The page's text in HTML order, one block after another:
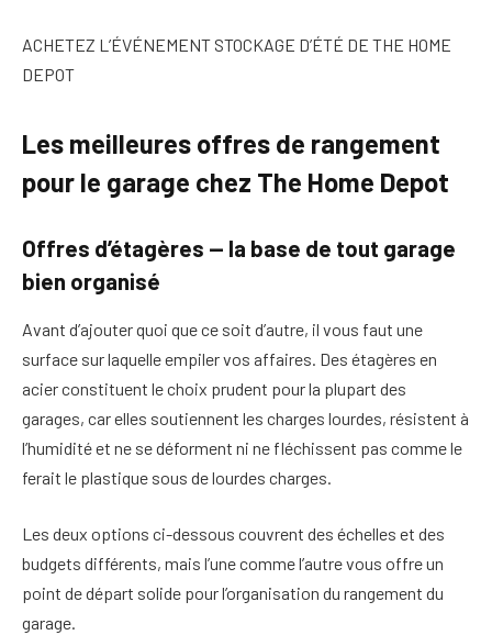
ACHETEZ L’ÉVÉNEMENT STOCKAGE D’ÉTÉ DE THE HOME
DEPOT
Les meilleures offres de rangement
pour le garage chez The Home Depot
Offres d’étagères — la base de tout garage
bien organisé
Avant d’ajouter quoi que ce soit d’autre, il vous faut une
surface sur laquelle empiler vos affaires. Des étagères en
acier constituent le choix prudent pour la plupart des
garages, car elles soutiennent les charges lourdes, résistent à
l’humidité et ne se déforment ni ne fléchissent pas comme le
ferait le plastique sous de lourdes charges.
Les deux options ci-dessous couvrent des échelles et des
budgets différents, mais l’une comme l’autre vous offre un
point de départ solide pour l’organisation du rangement du
garage.